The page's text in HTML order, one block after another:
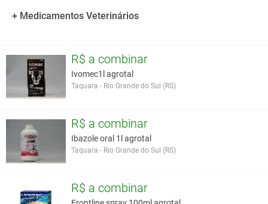
latões de leite e etc).
ABATE: carência zero.
LEITE: carência zero.
Apresentação:
Frascos de 100 mL, 200 mL e 500 mL.
Você assume toda a responsabilidade pela cotação deste item. Você acha que
este anúncio é contra a política de Agroads?
+ Medicamentos Veterinários
R$ a combinar
Ivomec1l agrotal
Taquara - Rio Grande do Sul (RS)
R$ a combinar
Ibazole oral 1l agrotal
Taquara - Rio Grande do Sul (RS)
R$ a combinar